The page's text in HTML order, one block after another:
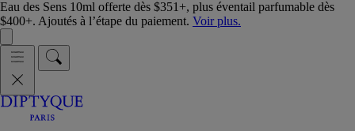
Eau des Sens 10ml offerte dès $351+, plus éventail parfumable dès
$400+. Ajoutés à l’étape du paiement. Voir plus.